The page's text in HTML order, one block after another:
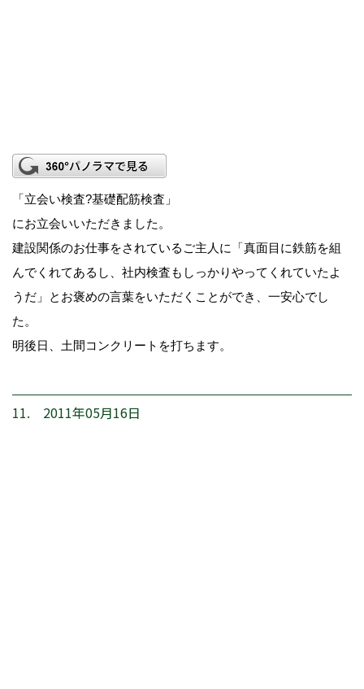
「立会い検査?基礎配筋検査」
にお立会いいただきました。
建設関係のお仕事をされているご主人に「真面目に鉄筋を組
んでくれてあるし、社内検査もしっかりやってくれていたよ
うだ」とお褒めの言葉をいただくことができ、一安心でし
た。
明後日、土間コンクリートを打ちます。
11. 2011年05月16日